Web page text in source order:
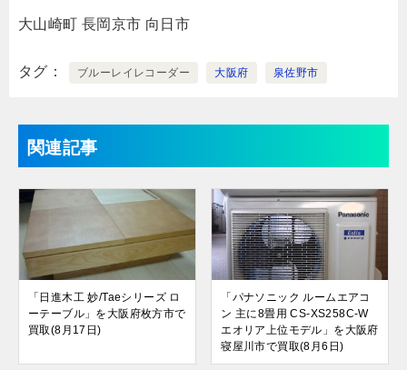
大山崎町 長岡京市 向日市
タグ ブルーレイレコーダー 大阪府 泉佐野市
関連記事
「日進木工 妙/Taeシリーズ ロ
ーテーブル」を大阪府枚方市で
買取(8月17日)
「パナソニック ルームエアコ
ン 主に8畳用 CS-XS258C-W
エオリア上位モデル」を大阪府
寝屋川市で買取(8月6日)